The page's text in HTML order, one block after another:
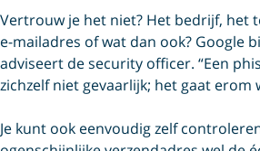
Vertrouw je het niet? Het bedrijf, het
e-mailadres of wat dan ook? Google
adviseert de security officer. “Een
zichzelf niet gevaarlijk; het gaat erom
Je kunt ook eenvoudig zelf